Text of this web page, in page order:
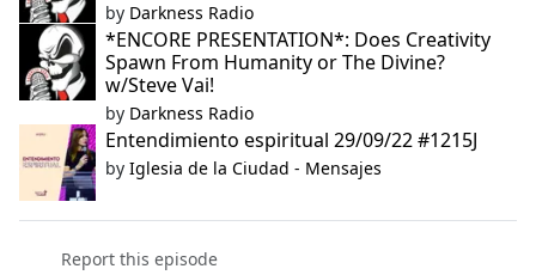
by Darkness Radio
*ENCORE PRESENTATION*: Does Creativity
Spawn From Humanity or The Divine?
w/Steve Vai!
by Darkness Radio
Entendimiento espiritual 29/09/22 #1215J
by Iglesia de la Ciudad - Mensajes
Report this episode